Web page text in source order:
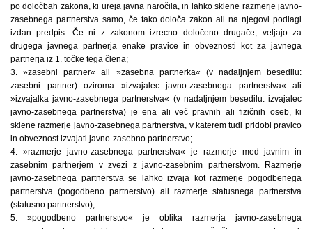
po določbah zakona, ki ureja javna naročila, in lahko sklene razmerje javno-
zasebnega partnerstva samo, če tako določa zakon ali na njegovi podlagi
izdan predpis. Če ni z zakonom izrecno določeno drugače, veljajo za
drugega javnega partnerja enake pravice in obveznosti kot za javnega
partnerja iz 1. točke tega člena;
3. »zasebni partner« ali »zasebna partnerka« (v nadaljnjem besedilu:
zasebni partner) oziroma »izvajalec javno-zasebnega partnerstva« ali
»izvajalka javno-zasebnega partnerstva« (v nadaljnjem besedilu: izvajalec
javno-zasebnega partnerstva) je ena ali več pravnih ali fizičnih oseb, ki
sklene razmerje javno-zasebnega partnerstva, v katerem tudi pridobi pravico
in obveznost izvajati javno-zasebno partnerstvo;
4. »razmerje javno-zasebnega partnerstva« je razmerje med javnim in
zasebnim partnerjem v zvezi z javno-zasebnim partnerstvom. Razmerje
javno-zasebnega partnerstva se lahko izvaja kot razmerje pogodbenega
partnerstva (pogodbeno partnerstvo) ali razmerje statusnega partnerstva
(statusno partnerstvo);
5. »pogodbeno partnerstvo« je oblika razmerja javno-zasebnega